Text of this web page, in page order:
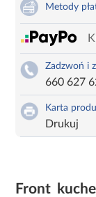
Metody
Zadzwoń i
660 627
Karta
Drukuj
Front